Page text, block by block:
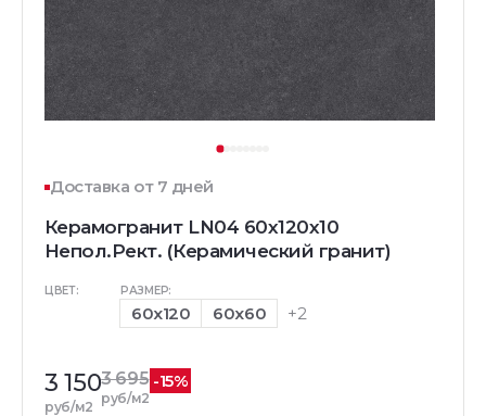
Доставка от 7 дней
Керамогранит LN04 60x120x10
Непол.Рект. (Керамический гранит)
ЦВЕТ: РАЗМЕР:
60x120 60x60 +2
3 150
руб/м2
3 695
руб/м2
-15%